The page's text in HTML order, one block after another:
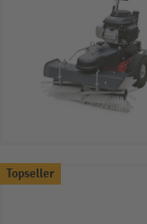
Topseller